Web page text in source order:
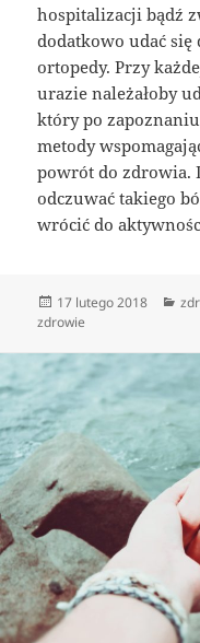
hospitalizacji bądź
dodatkowo udać
ortopedy. Przy
urazie należałoby
który po
metody
powrót do zdrowia.
odczuwać takiego
wrócić do
Data
publikacji
17 lutego 2018
zdrowie